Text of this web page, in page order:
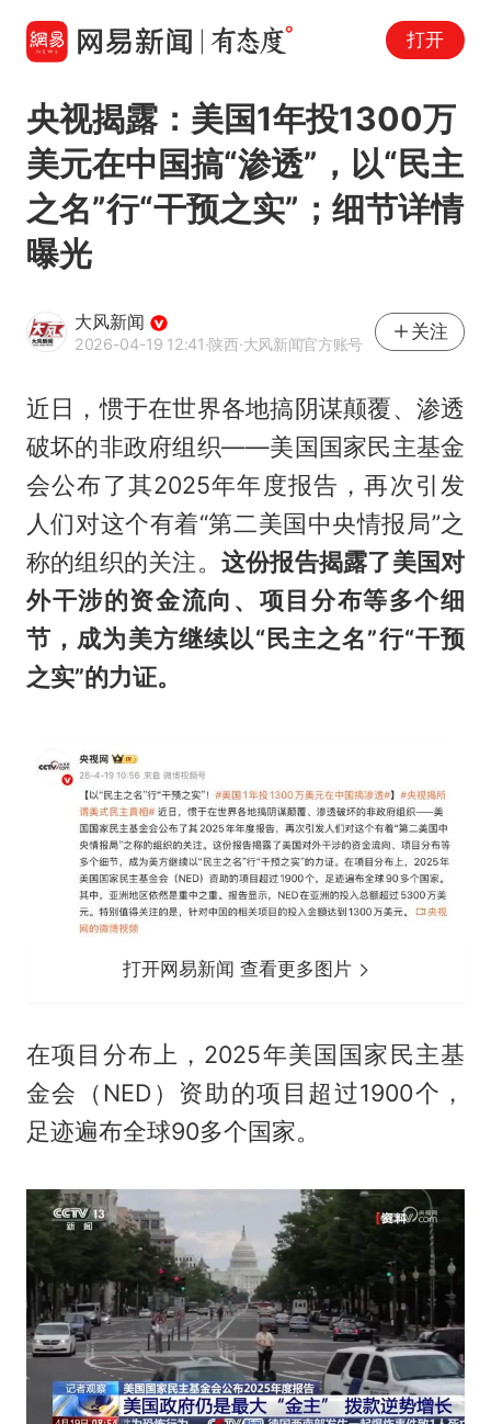
打开
央视揭露：美国1年投1300万
美元在中国搞“渗透”，以“民主
之名”行“干预之实”；细节详情
曝光
大风新闻
2026-04-19 12:41·陕西·大风新闻官方账号
关注
近日，惯于在世界各地搞阴谋颠覆、渗透
破坏的非政府组织——美国国家民主基金
会公布了其2025年年度报告，再次引发
人们对这个有着“第二美国中央情报局”之
称的组织的关注。 这份报告揭露了美国对
外干涉的资金流向、项目分布等多个细
节，成为美方继续以“民主之名”行“干预
之实”的力证。
打开网易新闻 查看更多图片
在项目分布上，2025年美国国家民主基
金会（NED）资助的项目超过1900个，
足迹遍布全球90多个国家。